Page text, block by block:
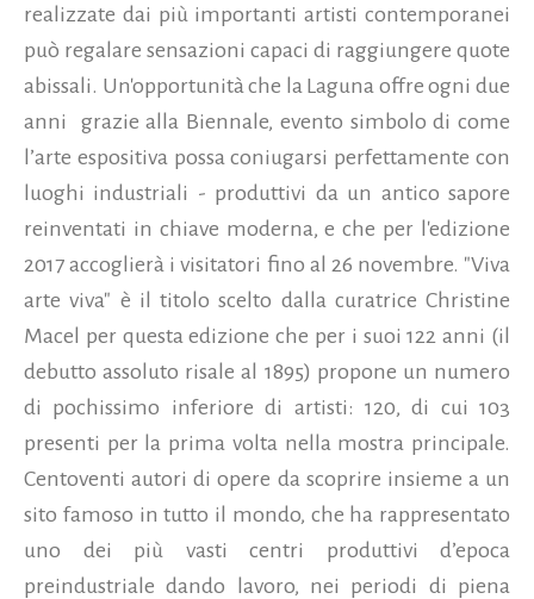
realizzate dai più importanti artisti contemporanei
può regalare sensazioni capaci di raggiungere quote
abissali. Un'opportunità che la Laguna offre ogni due
anni grazie alla Biennale, evento simbolo di come
l’arte espositiva possa coniugarsi perfettamente con
luoghi industriali - produttivi da un antico sapore
reinventati in chiave moderna, e che per l'edizione
2017 accoglierà i visitatori fino al 26 novembre. "Viva
arte viva" è il titolo scelto dalla curatrice Christine
Macel per questa edizione che per i suoi 122 anni (il
debutto assoluto risale al 1895) propone un numero
di pochissimo inferiore di artisti: 120, di cui 103
presenti per la prima volta nella mostra principale.
Centoventi autori di opere da scoprire insieme a un
sito famoso in tutto il mondo, che ha rappresentato
uno dei più vasti centri produttivi d’epoca
preindustriale dando lavoro, nei periodi di piena